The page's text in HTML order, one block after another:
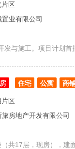
区
业有限公司
住宅 公寓 商
区
房地产开发有限公司